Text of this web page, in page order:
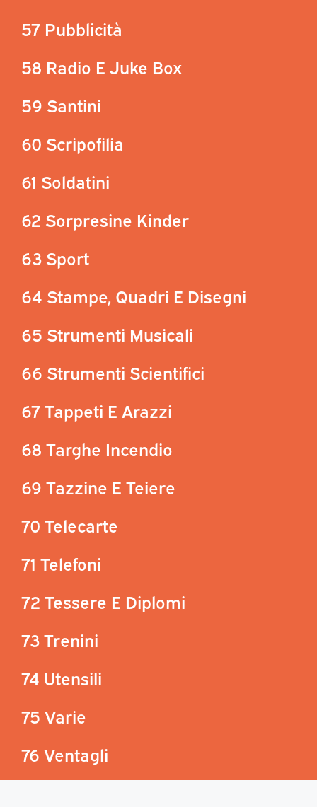
57 Pubblicità
58 Radio E Juke Box
59 Santini
60 Scripofilia
61 Soldatini
62 Sorpresine Kinder
63 Sport
64 Stampe, Quadri E Disegni
65 Strumenti Musicali
66 Strumenti Scientifici
67 Tappeti E Arazzi
68 Targhe Incendio
69 Tazzine E Teiere
70 Telecarte
71 Telefoni
72 Tessere E Diplomi
73 Trenini
74 Utensili
75 Varie
76 Ventagli